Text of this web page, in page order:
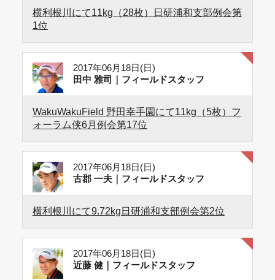
横利根川にて11kg（28枚）日研浦和支部例会第
1位
2017年06月18日(日)
田中 雅司｜フィールドスタッフ
WakuWakuField 野田幸手園にて11kg（5枚）フ
ォーラム侠6月例会第17位
2017年06月18日(日)
古郡 一夫｜フィールドスタッフ
横利根川にて9.72kg日研浦和支部例会第2位
2017年06月18日(日)
近藤 健｜フィールドスタッフ